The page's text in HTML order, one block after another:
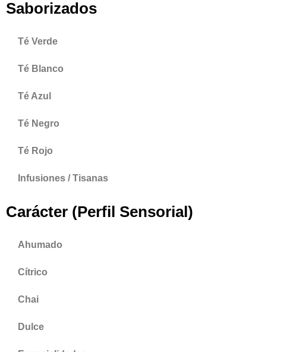
Saborizados
Té Verde
Té Blanco
Té Azul
Té Negro
Té Rojo
Infusiones / Tisanas
Carácter (Perfil Sensorial)
Ahumado
Cítrico
Chai
Dulce